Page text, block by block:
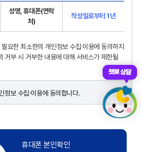
성명, 휴대폰(연락
처)
작성일로부터 1년
요한 최소한의 개인정보 수집‧이용에 동의하지
거부 시 거부한 내용에 대해 서비스가 제한될
정보 수집·이용에 동의합니다.
휴대폰 본인확인
챗봇 상담